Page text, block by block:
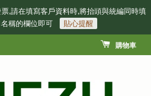
,請在填寫客戶資料時,將抬頭與統編同時填
名稱的欄位即可
貼心提醒
購物車